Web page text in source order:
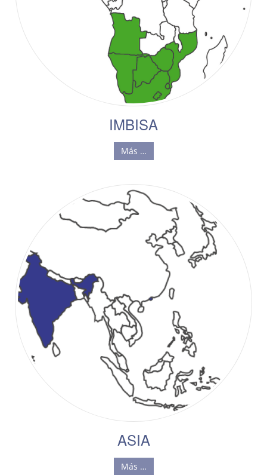
IMBISA
Más …
ASIA
Más …